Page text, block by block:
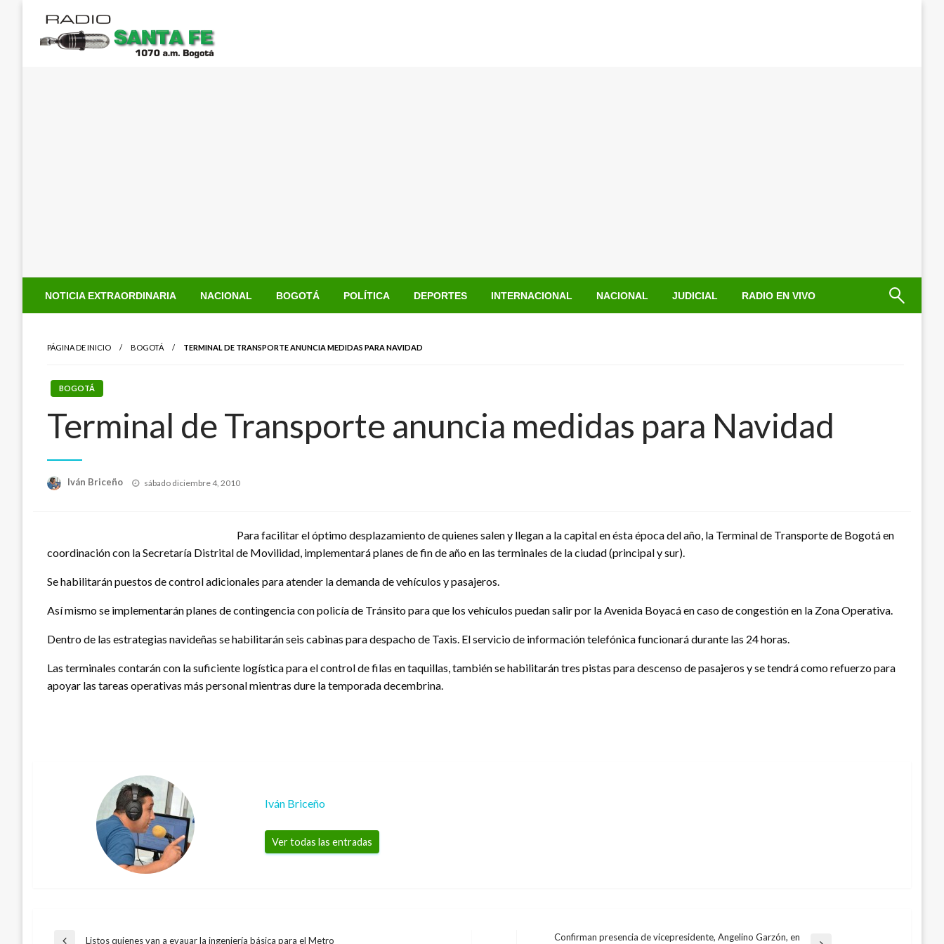
contenido
NOTICIA EXTRAORDINARIA NACIONAL BOGOTÁ POLÍTICA DEPORTES INTERNACIONAL NACIONAL JUDICIAL RADIO EN VIVO
PÁGINA DE INICIO BOGOTÁ TERMINAL DE TRANSPORTE ANUNCIA MEDIDAS PARA NAVIDAD
BOGOTÁ
Terminal de Transporte anuncia medidas para Navidad
Iván Briceño
Publicado
sábado diciembre 4, 2010
Para facilitar el óptimo desplazamiento de quienes salen y llegan a la capital en ésta época del año, la Terminal de Transporte de Bogotá en
coordinación con la Secretaría Distrital de Movilidad, implementará planes de fin de año en las terminales de la ciudad (principal y sur).
Se habilitarán puestos de control adicionales para atender la demanda de vehículos y pasajeros.
Así mismo se implementarán planes de contingencia con policía de Tránsito para que los vehículos puedan salir por la Avenida Boyacá en caso de congestión en la Zona Operativa.
Dentro de las estrategias navideñas se habilitarán seis cabinas para despacho de Taxis. El servicio de información telefónica funcionará durante las 24 horas.
Las terminales contarán con la suficiente logística para el control de filas en taquillas, también se habilitarán tres pistas para descenso de pasajeros y se tendrá como refuerzo para
apoyar las tareas operativas más personal mientras dure la temporada decembrina.
Iván Briceño
Ver todas las entradas
Listos quienes van a evauar la ingeniería básica para el Metro
Confirman presencia de vicepresidente, Angelino Garzón, en